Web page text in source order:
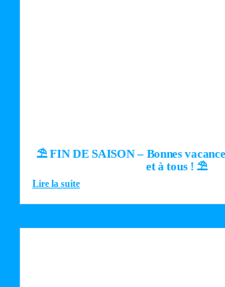
⛱️ FIN DE SAISON – Bonnes
et à tous ! ⛱️
Lire la suite